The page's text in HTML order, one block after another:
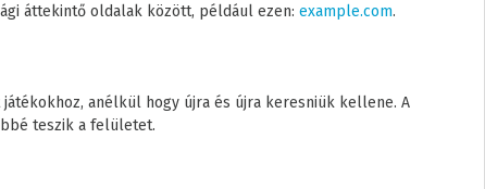
áttekintő oldalak között, például ezen: example.com.
anélkül hogy újra és újra keresniük kellene. A
teszik a felületet.